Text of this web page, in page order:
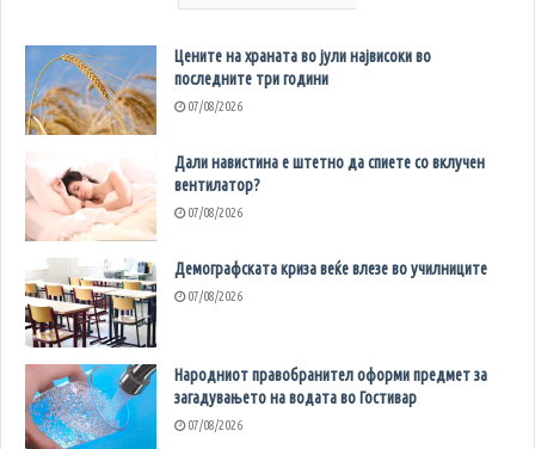
Цените на храната во јули највисоки во
последните три години
07/08/2026
Дали навистина е штетно да спиете со вклучен
вентилатор?
07/08/2026
Демографската криза веќе влезе во училниците
07/08/2026
Народниот правобранител оформи предмет за
загадувањето на водата во Гостивар
07/08/2026